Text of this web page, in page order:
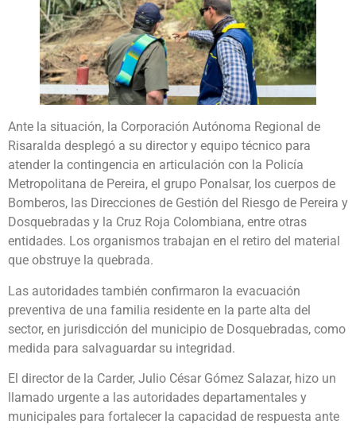
Ante la situación, la Corporación Autónoma Regional de
Risaralda desplegó a su director y equipo técnico para
atender la contingencia en articulación con la Policía
Metropolitana de Pereira, el grupo Ponalsar, los cuerpos de
Bomberos, las Direcciones de Gestión del Riesgo de Pereira y
Dosquebradas y la Cruz Roja Colombiana, entre otras
entidades. Los organismos trabajan en el retiro del material
que obstruye la quebrada.
Las autoridades también confirmaron la evacuación
preventiva de una familia residente en la parte alta del
sector, en jurisdicción del municipio de Dosquebradas, como
medida para salvaguardar su integridad.
El director de la Carder, Julio César Gómez Salazar, hizo un
llamado urgente a las autoridades departamentales y
municipales para fortalecer la capacidad de respuesta ante